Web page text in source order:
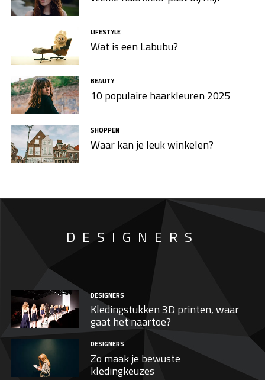
LIFESTYLE
Wat is een Labubu?
BEAUTY
10 populaire haarkleuren 2025
SHOPPEN
Waar kan je leuk winkelen?
DESIGNERS
DESIGNERS
Kledingstukken 3D printen, waar
gaat het naartoe?
DESIGNERS
Zo maak je bewuste
kledingkeuzes